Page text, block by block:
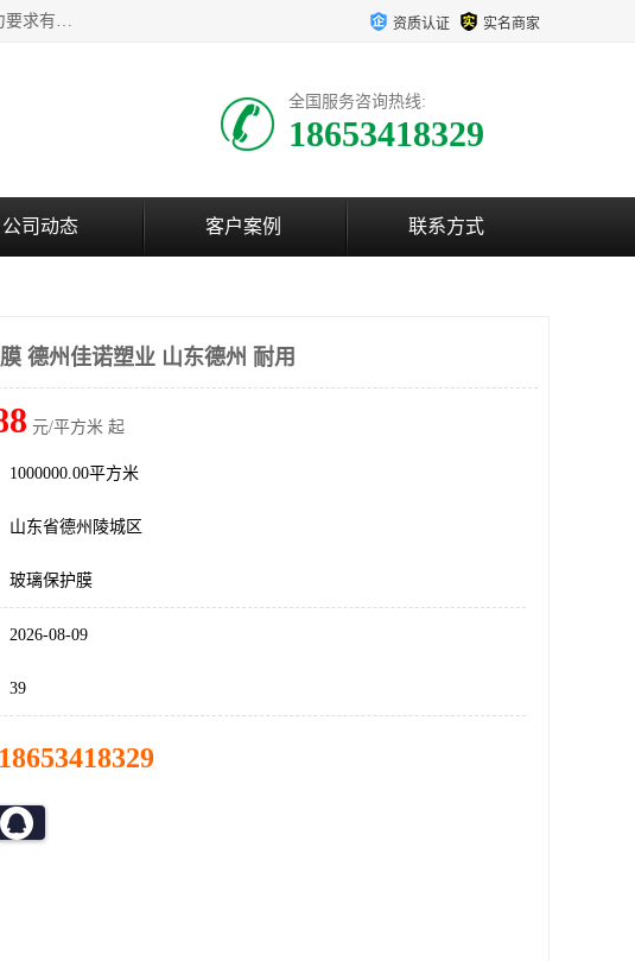
该类保护膜有复合，透明、奶白、蓝色、黑白等膜型。特高粘，高粘，中高粘，中粘，中低粘，低粘等。对于不同的粘力要求有相应的产品相适配。无胶渍残留污染。在较宽的收卷幅度下平整无皱纹，收卷长度大，利于机械化及自动化施工粘贴。为您的产品提供的表面保护解决方案。 产品广泛适用于：铝材、不锈钢、金属、塑料、电子、家电、家具、玻璃、化工材料、装饰材料等。 资质认证 实名商家
全国服务咨询热线:
18653418329
公司动态 客户案例 联系方式
德州佳诺塑业 山东德州 耐用
元/平方米 起
1000000.00平方米
山东省德州陵城区
玻璃保护膜
2026-08-09
39
18653418329